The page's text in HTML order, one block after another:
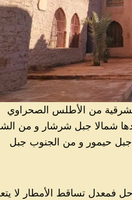
من الأطلس الصحراوي
شمالا جبل شرشار و من
حيمور و من الجنوب جبل
فمعدل تساقط الأمطار لا